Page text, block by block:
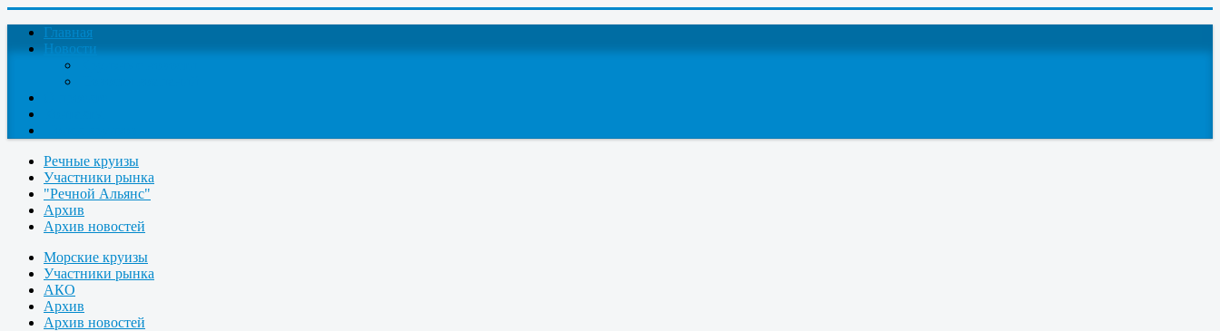
Главная
Новости
Речные круизы
Участники рынка
"Речной Альянс"
Архив
Архив новостей
Морские круизы
Участники рынка
АКО
Архив
Архив новостей